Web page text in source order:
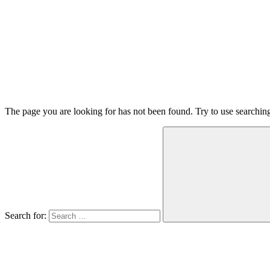
The page you are looking for has not been found. Try to use
Search for: